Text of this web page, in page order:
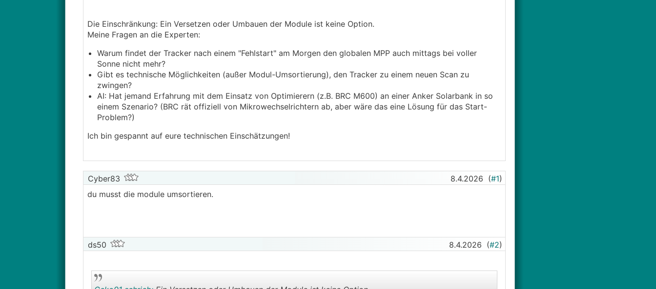
Die Einschränkung: Ein Versetzen oder Umbauen der Module ist keine Option.
Meine Fragen an die Experten:
Warum findet der Tracker nach einem "Fehlstart" am Morgen den globalen MPP auch mittags bei voller
Sonne nicht mehr?
Gibt es technische Möglichkeiten (außer Modul-Umsortierung), den Tracker zu einem neuen Scan zu
zwingen?
AI: Hat jemand Erfahrung mit dem Einsatz von Optimierern (z.B. BRC M600) an einer Anker Solarbank in so
einem Szenario? (BRC rät offiziell von Mikrowechselrichtern ab, aber wäre das eine Lösung für das Start-
Problem?)
Ich bin gespannt auf eure technischen Einschätzungen!
Cyber83 8.4.2026 (#1)
du musst die module umsortieren.
ds50 8.4.2026 (#2)